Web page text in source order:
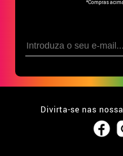
*Compras
Divirta-se nas